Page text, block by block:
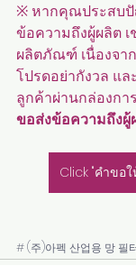
※ หากคุณประสบ
ข้อความถึงผู้ผลิต
ผลิตภัณฑ์ เนื่องจ
โปรดอย่ากังวล แ
ลูกค้าผ่านกล่องกา
ขอส่งข้อความถึงผู้
# (주)아펙 산업용 망 필